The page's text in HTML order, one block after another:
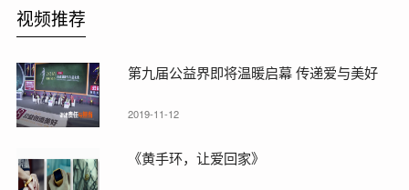
视频推荐
第九届公益界即将温暖启幕 传递爱与美好
2019-11-12
《黄手环，让爱回家》